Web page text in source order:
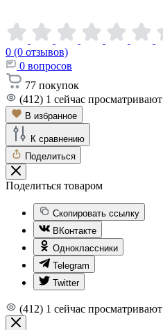
0 (0 отзывов)
0 вопросов
77 покупок
(412) 1 сейчас просматривают
В избранное
К сравнению
Поделиться
Поделиться товаром
Скопировать ссылку
ВКонтакте
Одноклассники
Telegram
Twitter
(412) 1 сейчас просматривают